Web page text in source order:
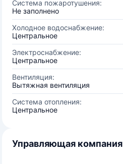
Система пожаротушения:
Не заполнено
Холодное водоснабжение:
Центральное
Электроснабжение:
Центральное
Вентиляция:
Вытяжная вентиляция
Система отопления:
Центральное
Управляющая компания